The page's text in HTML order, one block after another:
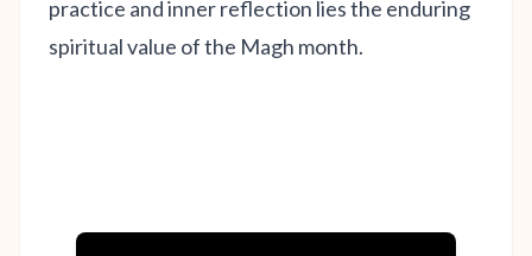
practice and inner reflection lies the enduring
spiritual value of the Magh month.